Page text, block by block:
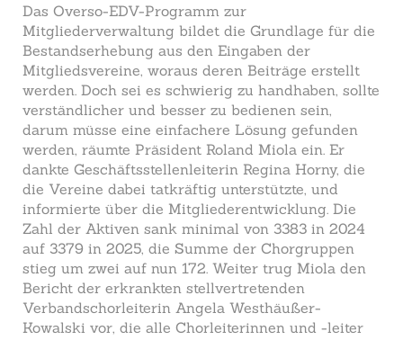
Das Overso-EDV-Programm zur
Mitgliederverwaltung bildet die Grundlage für die
Bestandserhebung aus den Eingaben der
Mitgliedsvereine, woraus deren Beiträge erstellt
werden. Doch sei es schwierig zu handhaben, sollte
verständlicher und besser zu bedienen sein,
darum müsse eine einfachere Lösung gefunden
werden, räumte Präsident Roland Miola ein. Er
dankte Geschäftsstellenleiterin Regina Horny, die
die Vereine dabei tatkräftig unterstützte, und
informierte über die Mitgliederentwicklung. Die
Zahl der Aktiven sank minimal von 3383 in 2024
auf 3379 in 2025, die Summe der Chorgruppen
stieg um zwei auf nun 172. Weiter trug Miola den
Bericht der erkrankten stellvertretenden
Verbandschorleiterin Angela Westhäußer-
Kowalski vor, die alle Chorleiterinnen und -leiter